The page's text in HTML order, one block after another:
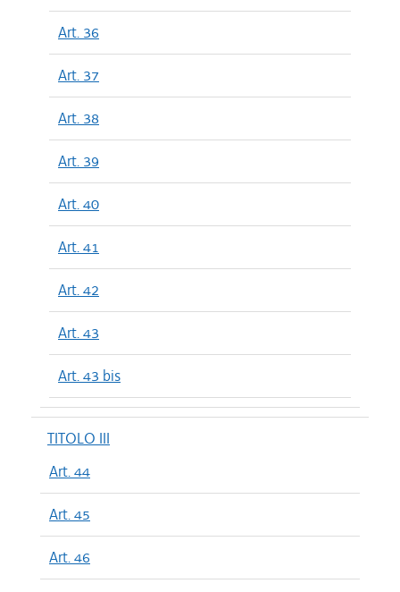
Art. 36
Art. 37
Art. 38
Art. 39
Art. 40
Art. 41
Art. 42
Art. 43
Art. 43 bis
TITOLO III
Art. 44
Art. 45
Art. 46